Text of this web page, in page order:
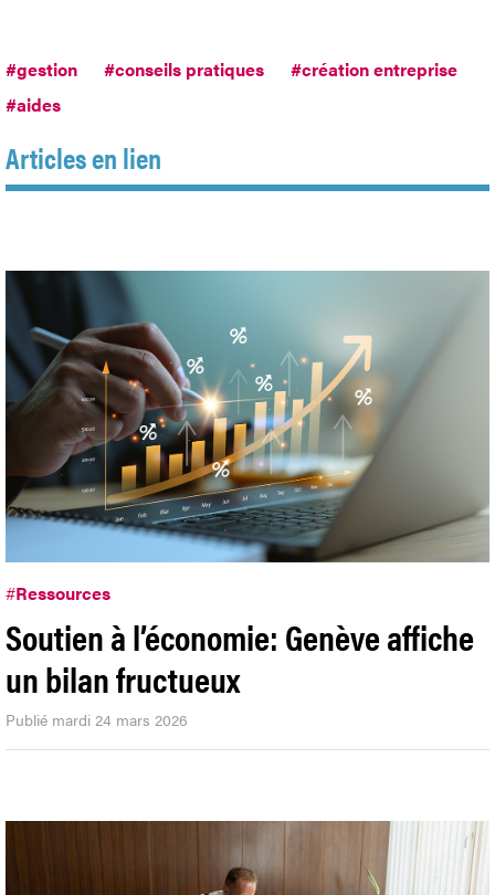
#gestion #conseils pratiques
#création entreprise
#aides
Articles en lien
#Ressources
Soutien à l’économie: Genève affiche
un bilan fructueux
Publié mardi 24 mars 2026